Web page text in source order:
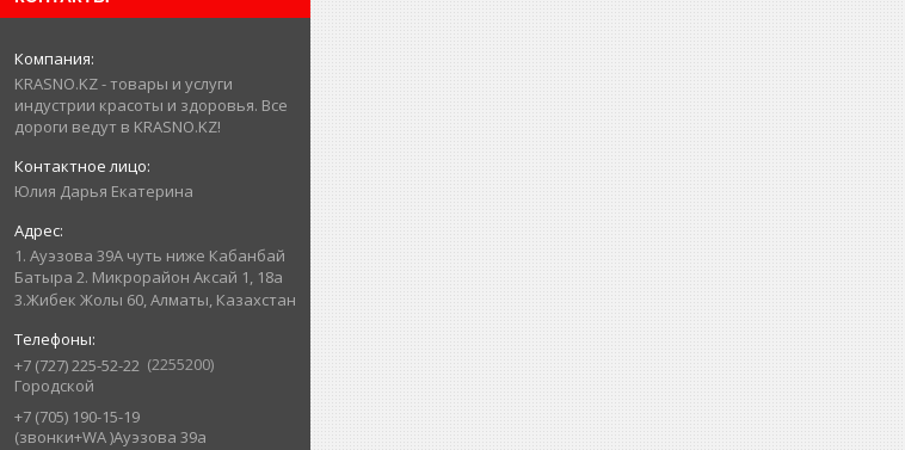
KRASNO.KZ - товары и услуги
индустрии красоты и здоровья. Все
дороги ведут в KRASNO.KZ!
Юлия Дарья Екатерина
1. Ауэзова 39А чуть ниже Кабанбай
Батыра ㅤㅤㅤㅤㅤㅤㅤㅤㅤㅤㅤㅤㅤㅤ2. ​Микрорайон Аксай 1, 18а
3.Жибек Жолы 60, Алматы, Казахстан
+7 (727) 225-52-22 2255200
Городской
+7 (705) 190-15-19
(звонки+WA )Ауэзова 39а